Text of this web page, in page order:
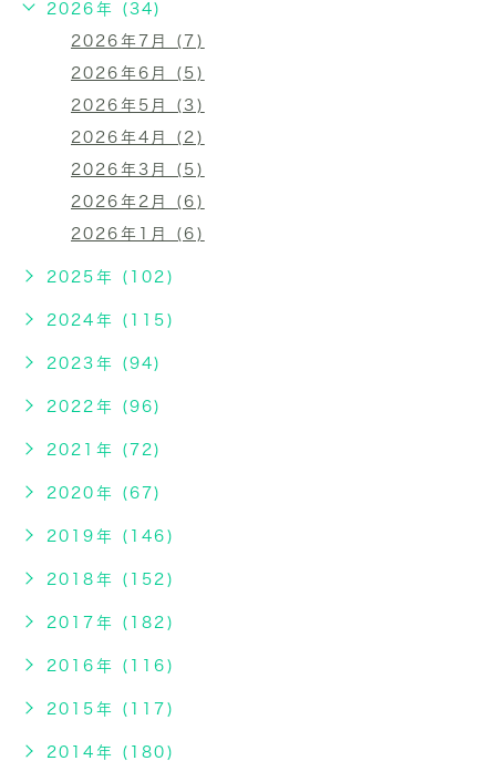
2026年 (34)
2026年7月 (7)
2026年6月 (5)
2026年5月 (3)
2026年4月 (2)
2026年3月 (5)
2026年2月 (6)
2026年1月 (6)
2025年 (102)
2024年 (115)
2023年 (94)
2022年 (96)
2021年 (72)
2020年 (67)
2019年 (146)
2018年 (152)
2017年 (182)
2016年 (116)
2015年 (117)
2014年 (180)